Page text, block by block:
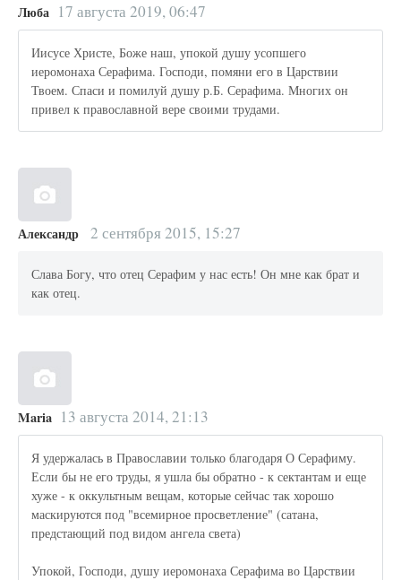
Люба 17 августа 2019, 06:47
Иисусе Христе, Боже наш, упокой душу усопшего
иеромонаха Серафима. Господи, помяни его в Царствии
Твоем. Спаси и помилуй душу р.Б. Серафима. Многих он
привел к православной вере своими трудами.
Александр 2 сентября 2015, 15:27
Слава Богу, что отец Серафим у нас есть! Он мне как брат и
как отец.
Maria 13 августа 2014, 21:13
Я удержалась в Православии только благодаря О Серафиму.
Если бы не его труды, я ушла бы обратно - к сектантам и еще
хуже - к оккультным вещам, которые сейчас так хорошо
маскируются под "всемирное просветление" (сатана,
предстающий под видом ангела света)
Упокой, Господи, душу иеромонаха Серафима во Царствии